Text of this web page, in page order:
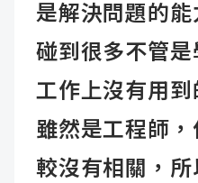
是解決問題的
碰到很多不管
工作上沒有用
雖然是工程師
較沒有相關，